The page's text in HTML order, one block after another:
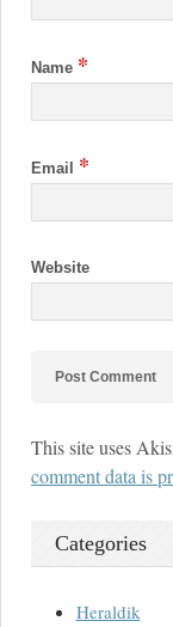
Name *
Email *
Website
This site uses
comment data is
Categories
Heraldik